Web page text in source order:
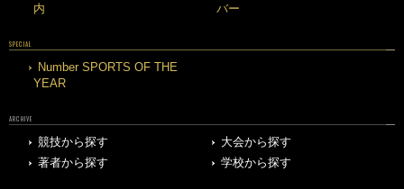
内
バー
SPECIAL
Number SPORTS OF THE
YEAR
ARCHIVE
競技から探す
大会から探す
著者から探す
学校から探す